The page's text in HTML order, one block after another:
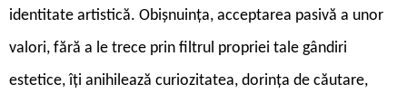
identitate artistică. Obișnuința, acceptarea pasivă a unor
valori, fără a le trece prin filtrul propriei tale gândiri
estetice, îți anihilează curiozitatea, dorința de căutare,